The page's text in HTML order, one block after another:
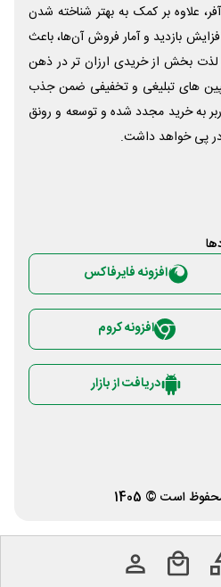
علاوه بر کمک به بهتر شناخته شدن
بازدید و آمار فروش آن‌ها، باعث
لذت بخش از خریدی ارزان تر در ذهن
های تبلیغی و تخفیفی ضمن جذب
به خرید مجدد شده و توسعه و رونق
پی خواهد داشت.
افزونه فایرفاکس
افزونه کروم
دریافت از بازار
است © 1405